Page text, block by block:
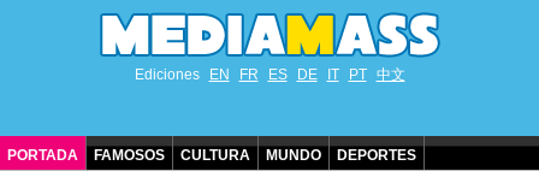
Ediciones EN FR ES DE IT PT 中文
PORTADA FAMOSOS CULTURA MUNDO DEPORTES